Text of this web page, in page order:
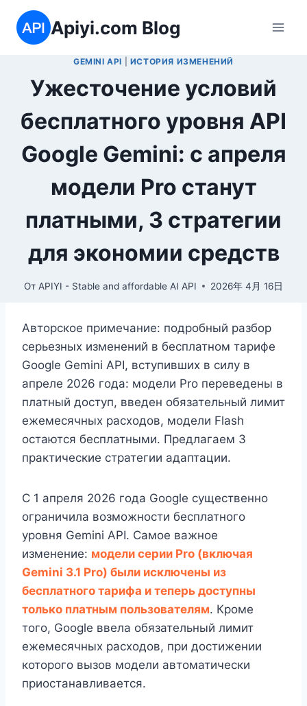
Перейти
содержимому
Apiyi.com Blog
GEMINI API ИСТОРИЯ ИЗМЕНЕНИЙ
Ужесточение условий
бесплатного уровня API
Google Gemini: с апреля
модели Pro станут
платными, 3 стратегии
для экономии средств
От APIYI - Stable and affordable AI API 2026年 4月 16日
Авторское примечание: подробный разбор
серьезных изменений в бесплатном тарифе
Google Gemini API, вступивших в силу в
апреле 2026 года: модели Pro переведены в
платный доступ, введен обязательный лимит
ежемесячных расходов, модели Flash
остаются бесплатными. Предлагаем 3
практические стратегии адаптации.
С 1 апреля 2026 года Google существенно
ограничила возможности бесплатного
уровня Gemini API. Самое важное
изменение: модели серии Pro (включая
Gemini 3.1 Pro) были исключены из
бесплатного тарифа и теперь доступны
только платным пользователям. Кроме
того, Google ввела обязательный лимит
ежемесячных расходов, при достижении
которого вызов модели автоматически
приостанавливается.